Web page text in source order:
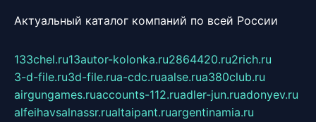
Актуальный каталог компаний по всей России
133chel.ru13autor-kolonka.ru2864420.ru2rich.ru
3-d-file.ru3d-file.rua-cdc.ruaalse.rua380club.ru
airgungames.ruaccounts-112.ruadler-jun.ruadonyev.ru
alfeihavsalnassr.rualtaipant.ruargentinamia.ru